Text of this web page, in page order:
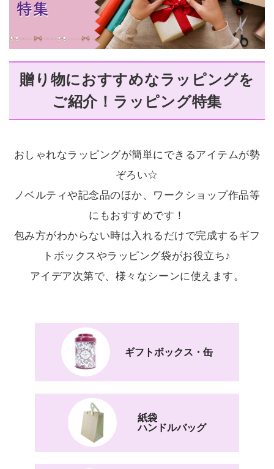
贈り物におすすめなラッピングを
ご紹介！ ラッピング特集
おしゃれなラッピングが簡単にできるアイテムが勢
ぞろい☆
ノベルティや記念品のほか、ワークショップ作品等
にもおすすめです！
包み方がわからない時は入れるだけで完成するギフ
トボックスやラッピング袋がお役立ち♪
アイデア次第で、様々なシーンに使えます。
ギフトボックス・缶
紙袋
ハンドルバッグ